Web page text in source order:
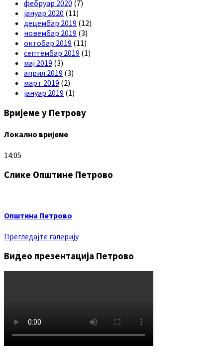
фебруар 2020 (7)
јануар 2020 (11)
децембар 2019 (12)
новембар 2019 (3)
октобар 2019 (11)
септембар 2019 (1)
мај 2019 (3)
април 2019 (3)
март 2019 (2)
јануар 2019 (1)
Вријеме у Петрову
Локално вријеме
14:05
Слике Општине Петрово
Општина Петрово
Прегледајте галерију
Видео презентација Петрово